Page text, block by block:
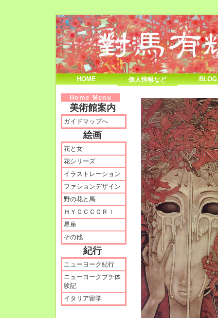
HOME 個人情報など BLOG
Home Menu
美術館案内
ガイドマップへ
絵画
花と女
花シリーズ
イラストレーション
ファションデザイン
野の花と馬
ＨＹＯＣＣＯＲＩ
星座
その他
紀行
ニューヨーク紀行
ニューヨークプチ体
験記
イタリア留学